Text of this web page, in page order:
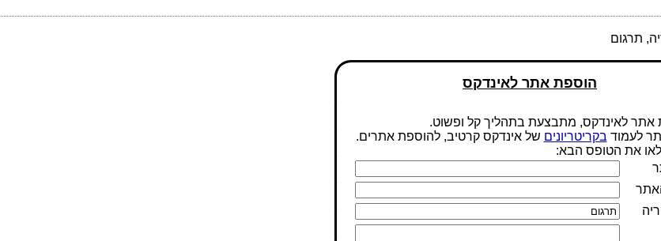
תרגום
הוספת אתר לאינדקס
בקריטריונים של אינדקס קרטיב, להוספת אתרים.